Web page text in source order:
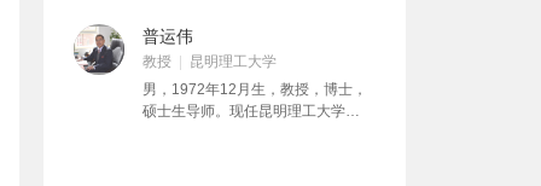
用新型专利和22项软件著作权。主
编、副主编和参编教材15部，公开
发表论文40余篇。荣获首届全国高
校教师教学创新大赛云南赛区比赛
程。近年发表论文32篇，主持及参
与自然科学项目10项，主持教改、
部，副主编出版教材3部，参编出版
教材14部。曾获昆明理工大学多媒
普运伟
教授
昆明理工大学
男，1972年12月生，教授，博士，
硕士生导师。现任昆明理工大学计